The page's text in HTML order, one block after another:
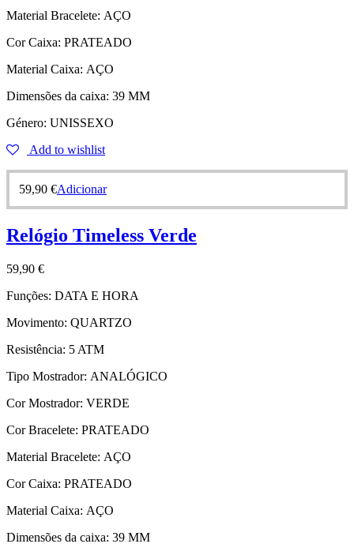
Material Bracelete: AÇO
Cor Caixa: PRATEADO
Material Caixa: AÇO
Dimensões da caixa: 39 MM
Género: UNISSEXO
Add to wishlist
59,90 €Adicionar
Relógio Timeless Verde
59,90 €
Funções: DATA E HORA
Movimento: QUARTZO
Resistência: 5 ATM
Tipo Mostrador: ANALÓGICO
Cor Mostrador: VERDE
Cor Bracelete: PRATEADO
Material Bracelete: AÇO
Cor Caixa: PRATEADO
Material Caixa: AÇO
Dimensões da caixa: 39 MM